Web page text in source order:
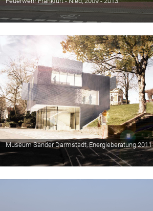
Museum Sander Darmstadt, Energieberatung 2011